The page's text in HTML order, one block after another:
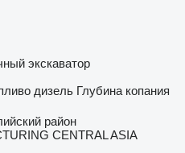
экскаватор
дизель Глубина копания
район
CENTRAL ASIA